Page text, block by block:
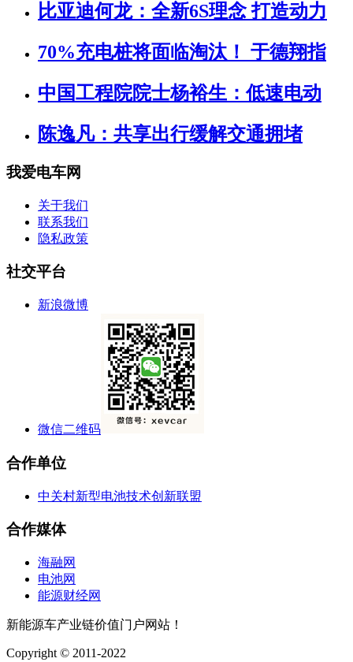
比亚迪何龙：全新6S理念 打造动力
70%充电桩将面临淘汰！ 于德翔指
中国工程院院士杨裕生：低速电动
陈逸凡：共享出行缓解交通拥堵
我爱电车网
关于我们
联系我们
隐私政策
社交平台
新浪微博
微信二维码
合作单位
中关村新型电池技术创新联盟
合作媒体
海融网
电池网
能源财经网
新能源车产业链价值门户网站！
Copyright © 2011-2022